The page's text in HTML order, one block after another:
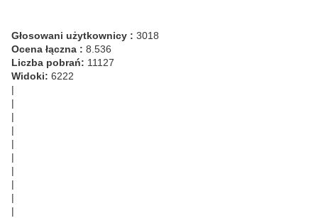
Głosowani użytkownicy : 3018
Ocena łączna : 8.536
Liczba pobrań: 11127
Widoki: 6222
|
|
|
|
|
|
|
|
|
|